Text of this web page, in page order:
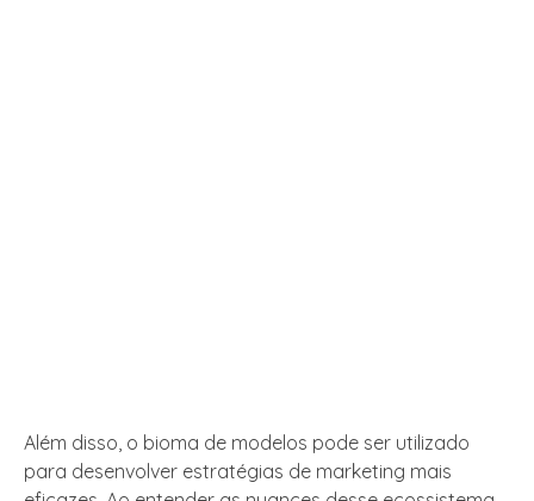
Além disso, o bioma de modelos pode ser utilizado
para desenvolver estratégias de marketing mais